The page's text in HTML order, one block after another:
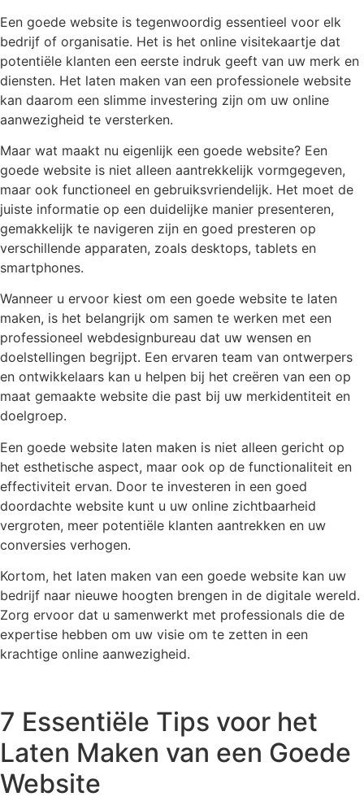
Een goede website is tegenwoordig essentieel voor elk
bedrijf of organisatie. Het is het online visitekaartje dat
potentiële klanten een eerste indruk geeft van uw merk en
diensten. Het laten maken van een professionele website
kan daarom een slimme investering zijn om uw online
aanwezigheid te versterken.
Maar wat maakt nu eigenlijk een goede website? Een
goede website is niet alleen aantrekkelijk vormgegeven,
maar ook functioneel en gebruiksvriendelijk. Het moet de
juiste informatie op een duidelijke manier presenteren,
gemakkelijk te navigeren zijn en goed presteren op
verschillende apparaten, zoals desktops, tablets en
smartphones.
Wanneer u ervoor kiest om een goede website te laten
maken, is het belangrijk om samen te werken met een
professioneel webdesignbureau dat uw wensen en
doelstellingen begrijpt. Een ervaren team van ontwerpers
en ontwikkelaars kan u helpen bij het creëren van een op
maat gemaakte website die past bij uw merkidentiteit en
doelgroep.
Een goede website laten maken is niet alleen gericht op
het esthetische aspect, maar ook op de functionaliteit en
effectiviteit ervan. Door te investeren in een goed
doordachte website kunt u uw online zichtbaarheid
vergroten, meer potentiële klanten aantrekken en uw
conversies verhogen.
Kortom, het laten maken van een goede website kan uw
bedrijf naar nieuwe hoogten brengen in de digitale wereld.
Zorg ervoor dat u samenwerkt met professionals die de
expertise hebben om uw visie om te zetten in een
krachtige online aanwezigheid.
7 Essentiële Tips voor het
Laten Maken van een Goede
Website